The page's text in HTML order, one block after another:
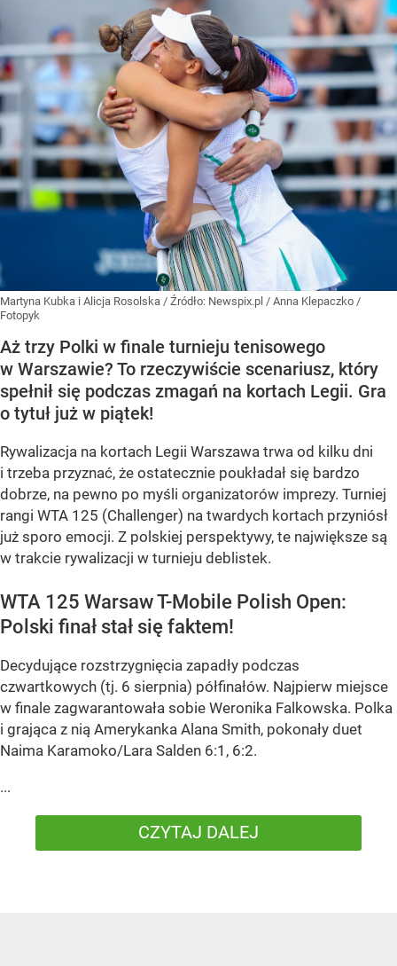
Martyna Kubka i Alicja Rosolska / Źródło: Newspix.pl / Anna Klepaczko /
Fotopyk
Aż trzy Polki w finale turnieju tenisowego
w Warszawie? To rzeczywiście scenariusz, który
spełnił się podczas zmagań na kortach Legii. Gra
o tytuł już w piątek!
Rywalizacja na kortach Legii Warszawa trwa od kilku dni
i trzeba przyznać, że ostatecznie poukładał się bardzo
dobrze, na pewno po myśli organizatorów imprezy. Turniej
rangi WTA 125 (Challenger) na twardych kortach przyniósł
już sporo emocji. Z polskiej perspektywy, te największe są
w trakcie rywalizacji w turnieju deblistek.
WTA 125 Warsaw T-Mobile Polish Open:
Polski finał stał się faktem!
Decydujące rozstrzygnięcia zapadły podczas
czwartkowych (tj. 6 sierpnia) półfinałów. Najpierw miejsce
w finale zagwarantowała sobie Weronika Falkowska. Polka
i grająca z nią Amerykanka Alana Smith, pokonały duet
Naima Karamoko/Lara Salden 6:1, 6:2.
...
CZYTAJ DALEJ